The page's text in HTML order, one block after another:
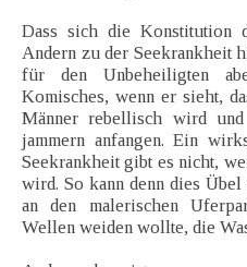
Dass sich die Konstitution
Andern zu der Seekrankheit
für den Unbeheiligten
Komisches, wenn er sieht,
Männer rebellisch wird
jammern anfangen. Ein
Seekrankheit gibt es nicht,
wird. So kann denn dies
an den malerischen
Wellen weiden wollte, die